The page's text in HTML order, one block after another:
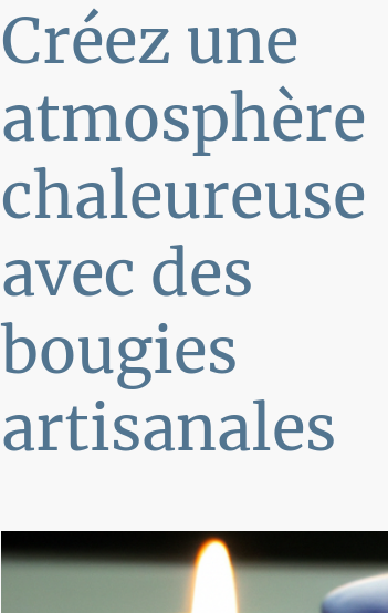
Créez une
atmosphère
chaleureuse
avec des
bougies
artisanales